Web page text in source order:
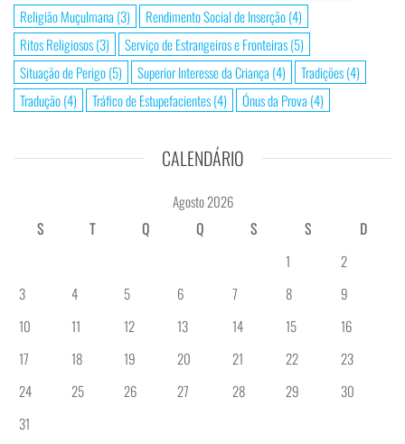
Religião Muçulmana (3) Rendimento Social de Inserção(4)
Ritos Religiosos(3) Serviço de Estrangeiros e Fronteiras(5)
Situação de Perigo(5) Superior Interesse da Criança (4) Tradições(4)
Tradução(4) Tráfico de Estupefacientes(4) Ónus da Prova (4)
CALENDÁRIO
Agosto 2026
S
T Q Q S S
D
1
2
3
4 5 6 7 8
9
10
11 12 13 14 15
16
17
18 19 20 21 22
23
24
25 26 27 28 29
30
31